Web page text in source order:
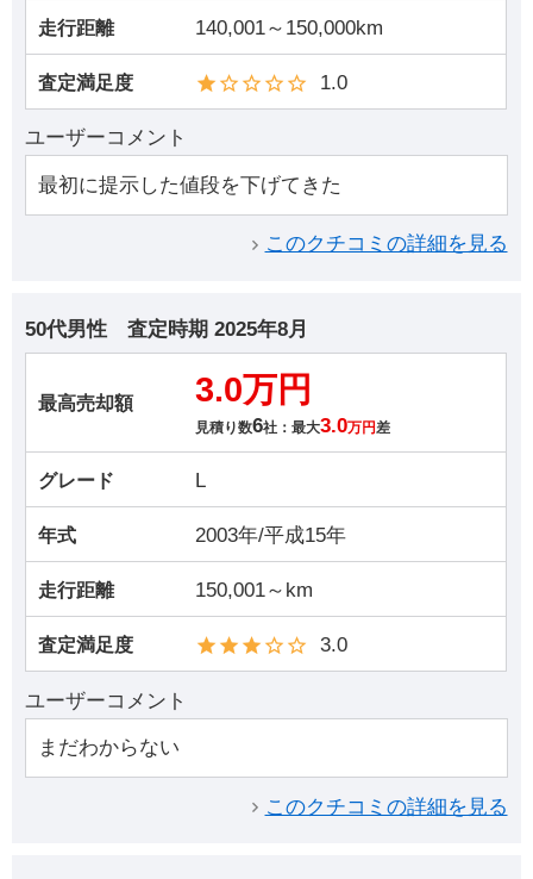
走行距離 140,001～150,000km
査定満足度 1.0
ユーザーコメント
最初に提示した値段を下げてきた
このクチコミの詳細を見る
50代男性 査定時期 2025年8月
最高売却額 3.0万円
見積り数6社：最大3.0万円差
グレード L
年式 2003年/平成15年
走行距離 150,001～km
査定満足度 3.0
ユーザーコメント
まだわからない
このクチコミの詳細を見る